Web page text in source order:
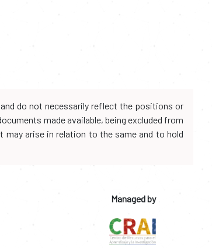
do not necessarily reflect the positions or
made available, being excluded from
arise in relation to the same and to hold
Managed by